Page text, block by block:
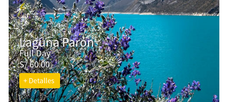
Laguna Parón
Full Day
S/ 60.00